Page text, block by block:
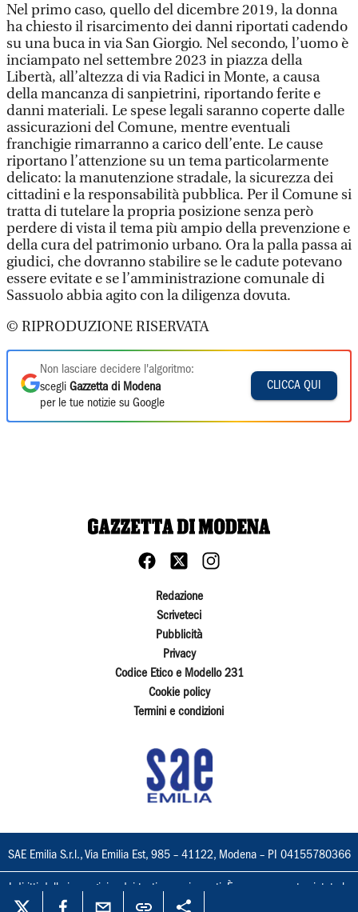
Nel primo caso, quello del dicembre 2019, la donna
ha chiesto il risarcimento dei danni riportati cadendo
su una buca in via San Giorgio. Nel secondo, l’uomo è
inciampato nel settembre 2023 in piazza della
Libertà, all’altezza di via Radici in Monte, a causa
della mancanza di sanpietrini, riportando ferite e
danni materiali. Le spese legali saranno coperte dalle
assicurazioni del Comune, mentre eventuali
franchigie rimarranno a carico dell’ente. Le cause
riportano l’attenzione su un tema particolarmente
delicato: la manutenzione stradale, la sicurezza dei
cittadini e la responsabilità pubblica. Per il Comune si
tratta di tutelare la propria posizione senza però
perdere di vista il tema più ampio della prevenzione e
della cura del patrimonio urbano. Ora la palla passa ai
giudici, che dovranno stabilire se le cadute potevano
essere evitate e se l’amministrazione comunale di
Sassuolo abbia agito con la diligenza dovuta.
© RIPRODUZIONE RISERVATA
Non lasciare decidere l'algoritmo:
scegli Gazzetta di Modena
per le tue notizie su Google
CLICCA QUI
Redazione
Scriveteci
Pubblicità
Privacy
Codice Etico e Modello 231
Cookie policy
Termini e condizioni
SAE Emilia S.r.l., Via Emilia Est, 985 – 41122, Modena – PI 04155780366
I diritti delle immagini e dei testi sono riservati. È espressamente vietata la
loro riproduzione con qualsiasi mezzo e l'adattamento totale o parziale.